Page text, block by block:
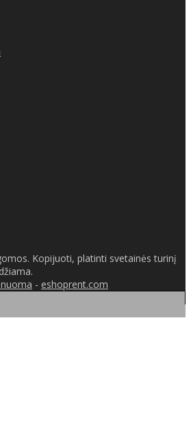
Kopijuoti, platinti svetainės turinį
- eshoprent.com